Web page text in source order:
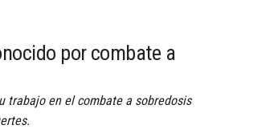
por combate a
trabajo en el combate a sobredosis